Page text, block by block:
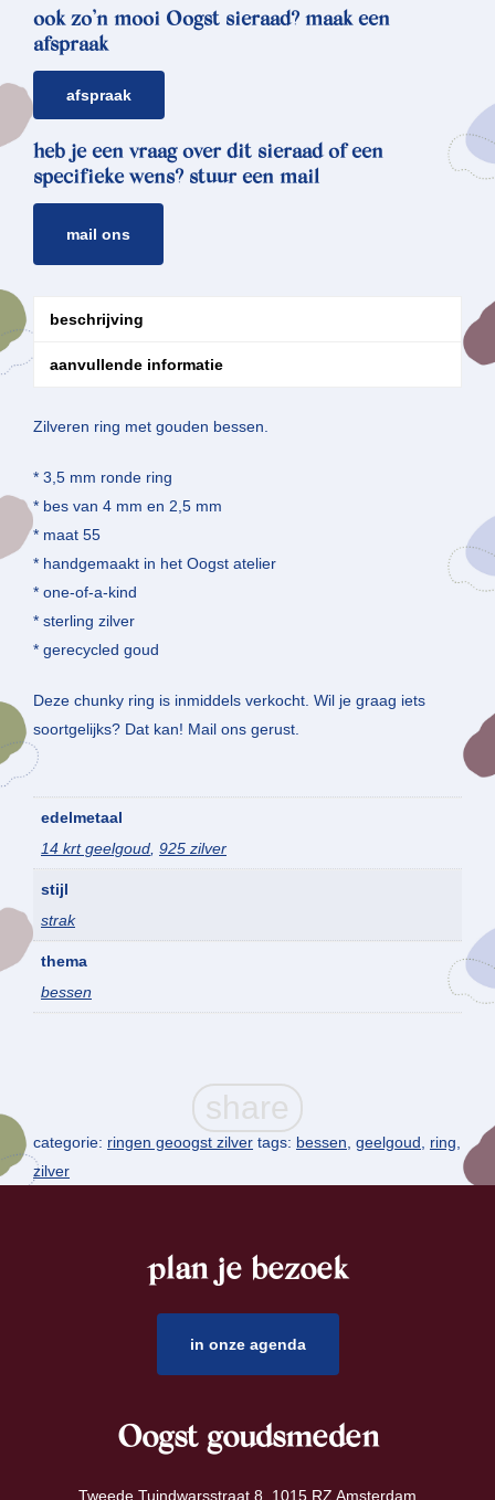
ook zo’n mooi Oogst sieraad? maak een
afspraak
afspraak
heb je een vraag over dit sieraad of een
specifieke wens? stuur een mail
mail ons
beschrijving
aanvullende informatie
Zilveren ring met gouden bessen.
* 3,5 mm ronde ring
* bes van 4 mm en 2,5 mm
* maat 55
* handgemaakt in het Oogst atelier
* one-of-a-kind
* sterling zilver
* gerecycled goud
Deze chunky ring is inmiddels verkocht. Wil je graag iets
soortgelijks? Dat kan! Mail ons gerust.
edelmetaal
14 krt geelgoud, 925 zilver
stijl
strak
thema
bessen
categorie: ringen geoogst zilver tags: bessen geelgoud ring
zilver
plan je bezoek
in onze agenda
Oogst goudsmeden
Tweede Tuindwarsstraat 8 1015 RZ Amsterdam